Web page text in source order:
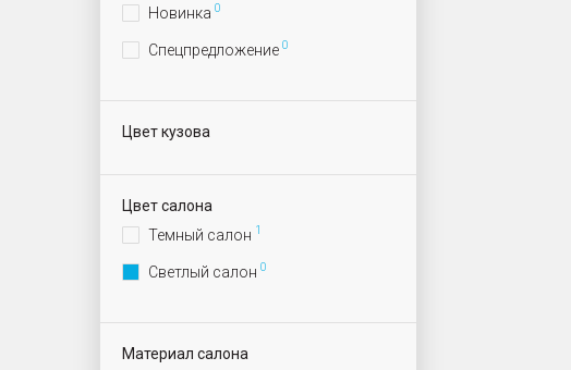
Новинка 0
Спецпредложение 0
Цвет кузова
Цвет салона
Темный салон 1
Светлый салон 0
Материал салона